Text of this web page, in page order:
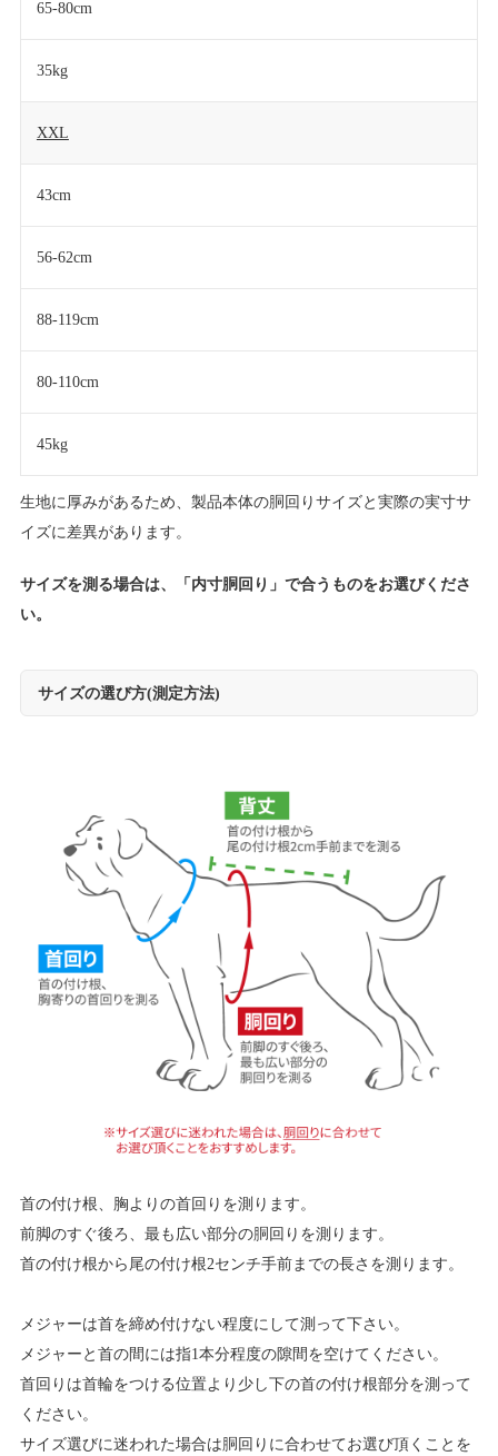
65-80cm
35kg
XXL
43cm
56-62cm
88-119cm
80-110cm
45kg
生地に厚みがあるため、製品本体の胴回りサイズと実際の実寸サ
イズに差異があります。
サイズを測る場合は、「内寸胴回り」で合うものをお選びくださ
い。
サイズの選び方(測定方法)
首の付け根、胸よりの首回りを測ります。
前脚のすぐ後ろ、最も広い部分の胴回りを測ります。
首の付け根から尾の付け根2センチ手前までの長さを測ります。
メジャーは首を締め付けない程度にして測って下さい。
メジャーと首の間には指1本分程度の隙間を空けてください。
首回りは首輪をつける位置より少し下の首の付け根部分を測って
ください。
サイズ選びに迷われた場合は胴回りに合わせてお選び頂くことを